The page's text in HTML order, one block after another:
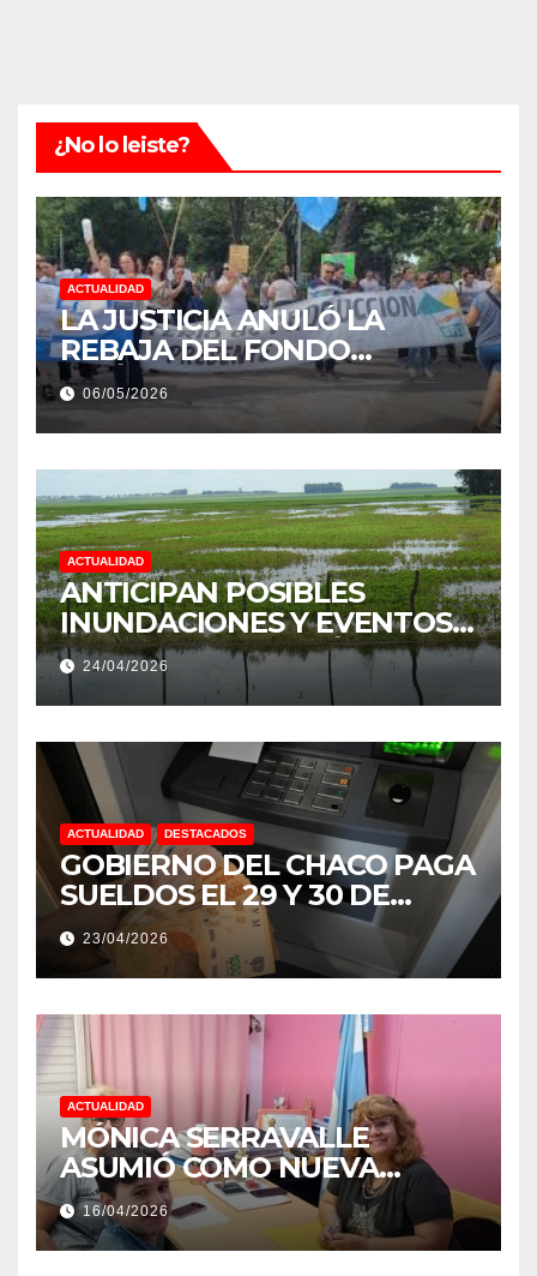
¿No lo leiste?
ACTUALIDAD
LA JUSTICIA ANULÓ LA
REBAJA DEL FONDO
ESTÍMULO A EMPLEADOS DE
PRODUCCIÓN DE LA
PROVINCIA DEL CHACO
06/05/2026
ACTUALIDAD
ANTICIPAN POSIBLES
INUNDACIONES Y EVENTOS
EXTREMOS: “PODRÍA SER UN
NIÑO MUY IMPORTANTE”
24/04/2026
ACTUALIDAD DESTACADOS
GOBIERNO DEL CHACO PAGA
SUELDOS EL 29 Y 30 DE
ABRIL, CON EL 2% DE
AUMENTO
23/04/2026
ACTUALIDAD
MÓNICA SERRAVALLE
ASUMIÓ COMO NUEVA
DIRECTORA DEL E.E.S. N° 82
«RENÉ FAVALORO» DE
BASAIL.
16/04/2026